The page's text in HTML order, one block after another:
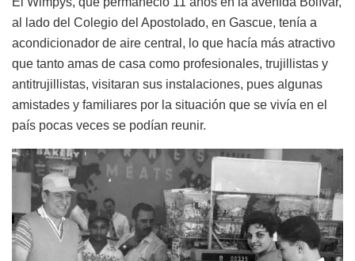
al lado del Colegio del Apostolado, en Gascue, tenía a
acondicionador de aire central, lo que hacía más atractivo
que tanto amas de casa como profesionales, trujillistas y
antitrujillistas, visitaran sus instalaciones, pues algunas
amistades y familiares por la situación que se vivía en el
país pocas veces se podían reunir.